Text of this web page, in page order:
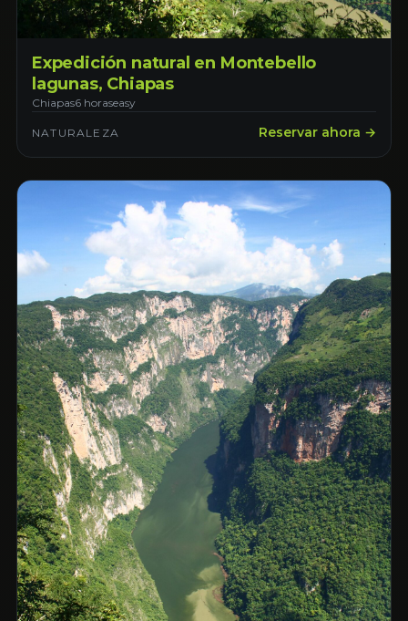
Expedición natural en Montebello
lagunas, Chiapas
Chiapas6 horaseasy
NATURALEZA Reservar ahora →